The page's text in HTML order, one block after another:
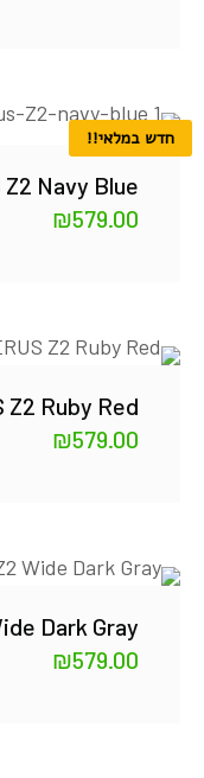
חדש במלאי!!
Z2 Navy Blue
₪579.00
Z2 Ruby Red
₪579.00
Dark Gray
₪579.00